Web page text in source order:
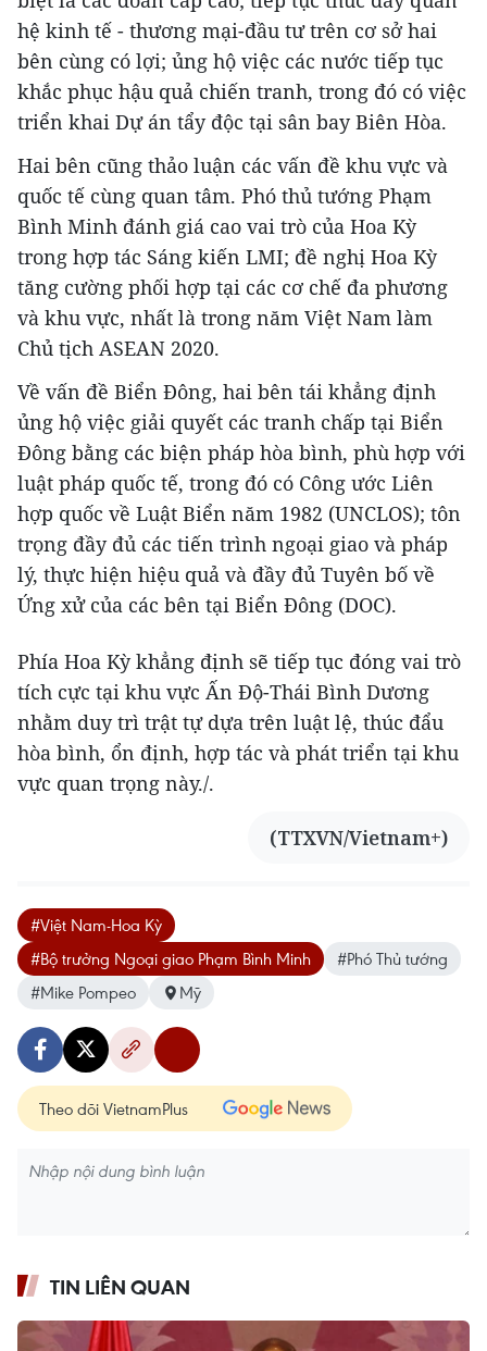
hệ kinh tế - thương mại-đầu tư trên cơ sở hai
bên cùng có lợi; ủng hộ việc các nước tiếp tục
khắc phục hậu quả chiến tranh, trong đó có việc
triển khai Dự án tẩy độc tại sân bay Biên Hòa.
Hai bên cũng thảo luận các vấn đề khu vực và
quốc tế cùng quan tâm. Phó thủ tướng Phạm
Bình Minh đánh giá cao vai trò của Hoa Kỳ
trong hợp tác Sáng kiến LMI; đề nghị Hoa Kỳ
tăng cường phối hợp tại các cơ chế đa phương
và khu vực, nhất là trong năm Việt Nam làm
Chủ tịch ASEAN 2020.
Về vấn đề Biển Đông, hai bên tái khẳng định
ủng hộ việc giải quyết các tranh chấp tại Biển
Đông bằng các biện pháp hòa bình, phù hợp với
luật pháp quốc tế, trong đó có Công ước Liên
hợp quốc về Luật Biển năm 1982 (UNCLOS); tôn
trọng đầy đủ các tiến trình ngoại giao và pháp
lý, thực hiện hiệu quả và đầy đủ Tuyên bố về
Ứng xử của các bên tại Biển Đông (DOC).
Phía Hoa Kỳ khẳng định sẽ tiếp tục đóng vai trò
tích cực tại khu vực Ấn Độ-Thái Bình Dương
nhằm duy trì trật tự dựa trên luật lệ, thúc đẩu
hòa bình, ổn định, hợp tác và phát triển tại khu
vực quan trọng này./.
(TTXVN/Vietnam+)
#Việt Nam-Hoa Kỳ
#Bộ trưởng Ngoại giao Phạm Bình Minh
#Phó Thủ tướng
#Mike Pompeo
Mỹ
Theo dõi VietnamPlus
TIN LIÊN QUAN